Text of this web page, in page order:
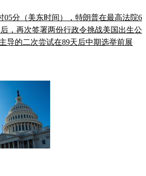
05分（美东时间），特朗普在最高法院6
，再次签署两份行政令挑战美国出生公
导的二次尝试在89天后中期选举前展